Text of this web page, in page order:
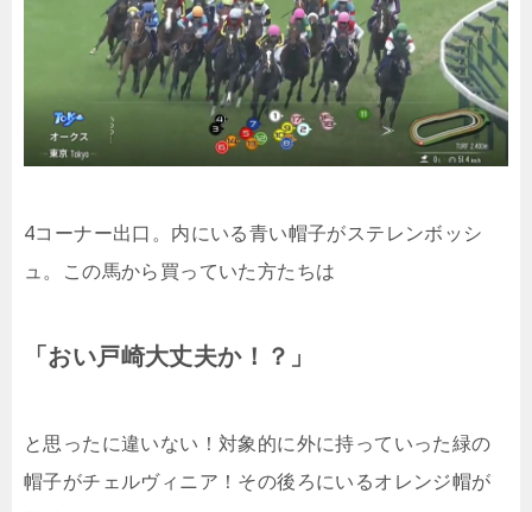
4コーナー出口。内にいる青い帽子がステレンボッシ
ュ。この馬から買っていた方たちは
「おい戸崎大丈夫か！？」
と思ったに違いない！対象的に外に持っていった緑の
帽子がチェルヴィニア！その後ろにいるオレンジ帽が